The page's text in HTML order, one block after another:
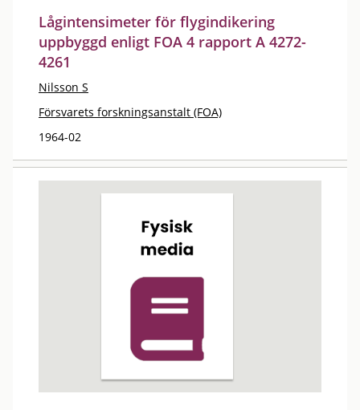
Lågintensimeter för flygindikering
uppbyggd enligt FOA 4 rapport A 4272-
4261
Nilsson S
Försvarets forskningsanstalt (FOA)
1964-02